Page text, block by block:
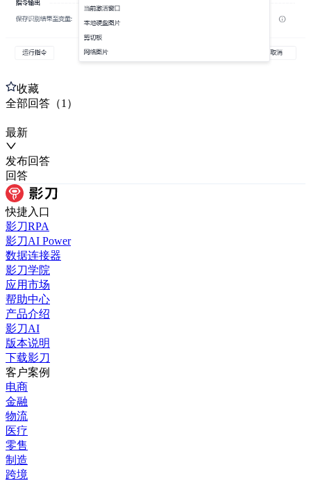
收藏
全部回答 （1 ）
最新
发布回答
回答
快捷入口
影刀RPA
影刀AI Power
数据连接器
影刀学院
应用市场
帮助中心
产品介绍
影刀AI
版本说明
下载影刀
客户案例
电商
金融
物流
医疗
零售
制造
跨境